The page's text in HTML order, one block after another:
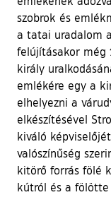
szobrok és
a tatai uradalom
felújításakor még
király
emlékére egy a
elhelyezni a
elkészítésével
kiváló
valószínűség
kitörő forrás fölé
kútról és a fölötte